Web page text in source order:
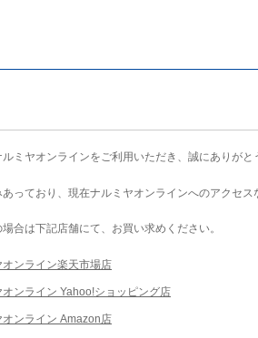
ルミヤオンラインをご利用いただき、誠にありがと
あっており、現在ナルミヤオンラインへのアクセス
合は下記店舗にて、お買い求めください。
オンライン楽天市場店
ンライン Yahoo!ショッピング店
オンライン Amazon店